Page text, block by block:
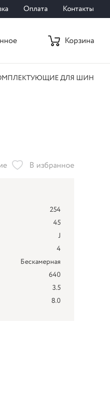
Оплата Контакты
Корзина
ДЛЯ ШИН
В избранное
254
45
J
4
Бескамерная
640
3.5
8.0